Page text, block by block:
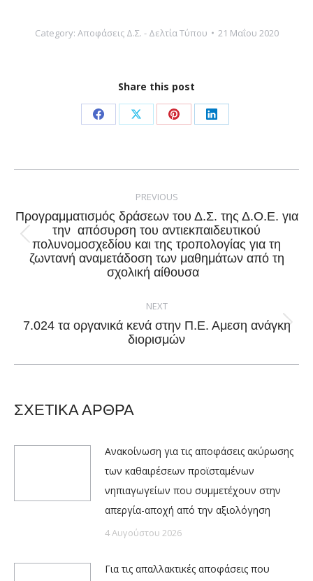
Category: Αποφάσεις Δ.Σ. - Δελτία Τύπου 21 Μαΐου 2020
Share this post
Share
Facebook
Share
X
Share
Pinterest
Share
LinkedIn
PREVIOUS
Previous
post:
Προγραμματισμός δράσεων του Δ.Σ. της Δ.Ο.Ε. για
την απόσυρση του αντιεκπαιδευτικού
πολυνομοσχεδίου και της τροπολογίας για τη
ζωντανή αναμετάδοση των μαθημάτων από τη
σχολική αίθουσα
NEXT
Next
7.024 τα οργανικά κενά στην Π.Ε. Αμεση ανάγκη
διορισμών
ΣΧΕΤΙΚΑ ΑΡΘΡΑ
Ανακοίνωση για τις αποφάσεις ακύρωσης
των καθαιρέσεων προϊσταμένων
νηπιαγωγείων που συμμετέχουν στην
απεργία-αποχή από την αξιολόγηση
4 Αυγούστου 2026
Για τις απαλλακτικές αποφάσεις που